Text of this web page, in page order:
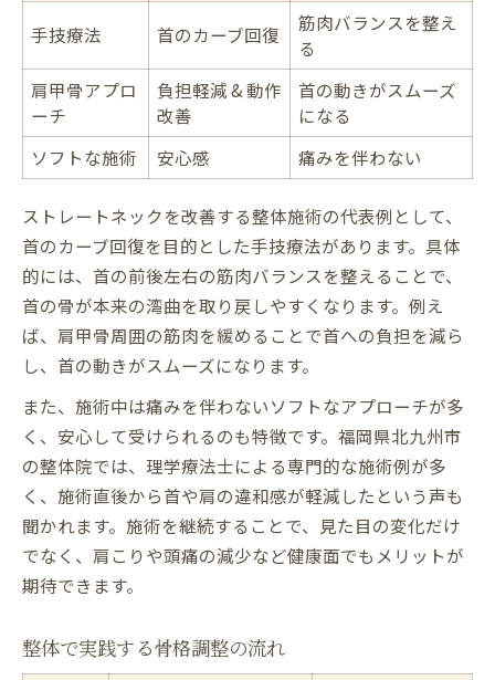
手技療法 首のカーブ回復
筋肉バランスを整え
る
肩甲骨アプロ
ーチ
負担軽減 & 動作
改善
首の動きがスムーズ
になる
ソフトな施術
安心感 痛みを伴わない
ストレートネックを改善する整体施術の代表例として、
首のカーブ回復を目的とした手技療法があります。具体
的には、首の前後左右の筋肉バランスを整えることで、
首の骨が本来の湾曲を取り戻しやすくなります。例え
ば、肩甲骨周囲の筋肉を緩めることで首への負担を減ら
し、首の動きがスムーズになります。
また、施術中は痛みを伴わないソフトなアプローチが多
く、安心して受けられるのも特徴です。福岡県北九州市
の整体院では、理学療法士による専門的な施術例が多
く、施術直後から首や肩の違和感が軽減したという声も
聞かれます。施術を継続することで、見た目の変化だけ
でなく、肩こりや頭痛の減少など健康面でもメリットが
期待できます。
整体で実践する骨格調整の流れ